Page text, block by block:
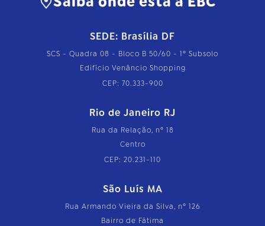
SEDE: Brasília DF
SCS - Quadra 08 - Bloco B 50/60 - 1º Subsolo
Edifício Venâncio Shopping
CEP: 70.333-900
Rio de Janeiro RJ
Rua da Relação, nº 18
Centro
CEP: 20.231-110
São Luís MA
Rua Armando Vieira da Silva, nº 126
Bairro de Fátima